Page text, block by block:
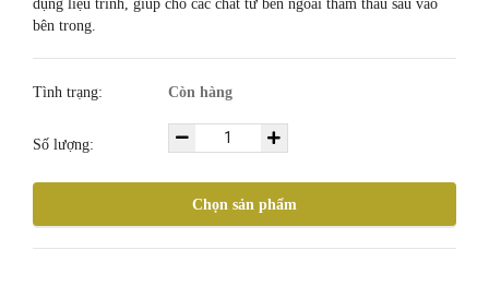
bên trong.
Tình trạng: Còn hàng
Số lượng:
Chọn sản phẩm